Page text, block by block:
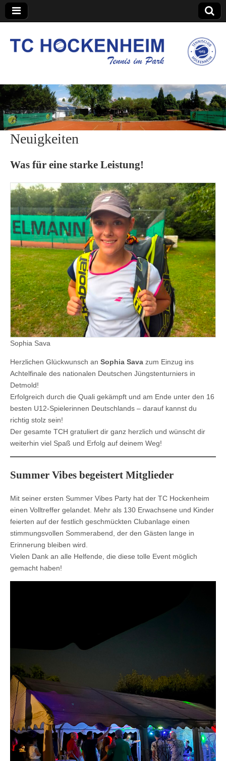
TC Hockenheim
Neuigkeiten
Was für eine starke Leistung!
Sophia Sava
Herzlichen Glückwunsch an Sophia Sava zum Einzug ins
Achtelfinale des nationalen Deutschen Jüngstenturniers in
Detmold!
Erfolgreich durch die Quali gekämpft und am Ende unter den 16
besten U12-Spielerinnen Deutschlands – darauf kannst du
richtig stolz sein!
Der gesamte TCH gratuliert dir ganz herzlich und wünscht dir
weiterhin viel Spaß und Erfolg auf deinem Weg!
Summer Vibes begeistert Mitglieder
Mit seiner ersten Summer Vibes Party hat der TC Hockenheim
einen Volltreffer gelandet. Mehr als 130 Erwachsene und Kinder
feierten auf der festlich geschmückten Clubanlage einen
stimmungsvollen Sommerabend, der den Gästen lange in
Erinnerung bleiben wird.
Vielen Dank an alle Helfende, die diese tolle Event möglich
gemacht haben!